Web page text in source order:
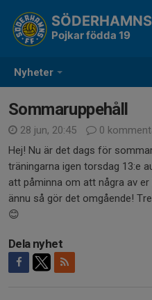
Nyheter
Pojkar födda 19
Sommaruppehåll
28 jun, 20:45
0
Hej! Nu är det dags för
träningarna igen torsdag 13:e
att påminna om att några av
ännu så gör det omgående!
😊
Dela nyhet